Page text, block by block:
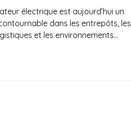
est aujourd’hui un
dans les entrepôts, les
et les environnements